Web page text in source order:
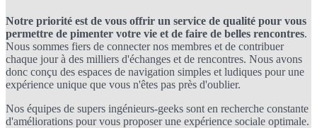
Notre priorité est de vous offrir un service de qualité pour vous
permettre de pimenter votre vie et de faire de belles rencontres.
Nous sommes fiers de connecter nos membres et de contribuer
chaque jour à des milliers d'échanges et de rencontres. Nous avons
donc conçu des espaces de navigation simples et ludiques pour une
expérience unique que vous n'êtes pas près d'oublier.
Nos équipes de supers ingénieurs-geeks sont en recherche constante
d'améliorations pour vous proposer une expérience sociale optimale.